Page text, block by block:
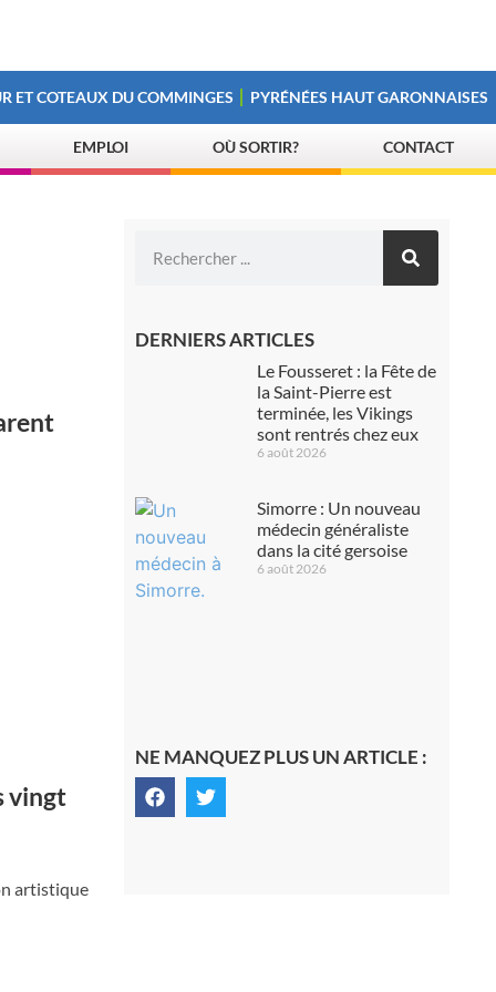
ET COTEAUX DU COMMINGES PYRÉNÉES HAUT GARONNAISES
EMPLOI OÙ SORTIR? CONTACT
vingt
artistique
DERNIERS ARTICLES
Le Fousseret : la Fête de
la Saint-Pierre est
terminée, les Vikings
sont rentrés chez eux
6 août 2026
Simorre : Un nouveau
médecin généraliste
dans la cité gersoise
6 août 2026
NE MANQUEZ PLUS UN ARTICLE :